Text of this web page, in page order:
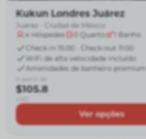
Kukun Londres Juárez
Juarez - Ciudad de México
4 Hóspedes Quarto
Banho
Check-in 15:00 · Check-out 11:00
WiFi de alta velocidade incluído
Amenidades de banheiro premium
$105.8
Ver opções